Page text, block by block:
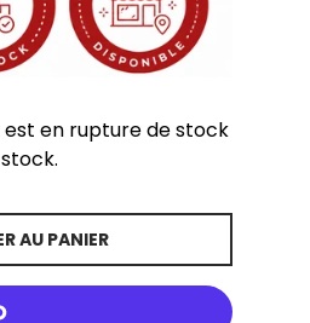
est en rupture de stock
AU PANIER